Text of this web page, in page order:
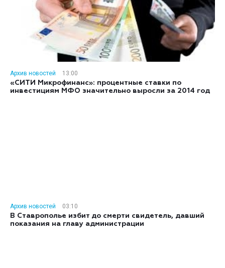
Архив новостей
13:00
«СИТИ Микрофинанс»: процентные ставки по
инвестициям МФО значительно выросли за 2014 год
Архив новостей
03:10
В Ставрополье избит до смерти свидетель, давший
показания на главу администрации